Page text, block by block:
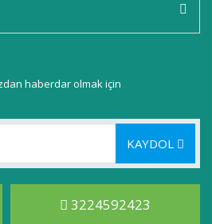
haberdar olmak için
KAYDOL
3224592423